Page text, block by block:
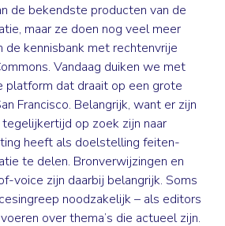
de bekendste producten van de
maar ze doen nog veel meer
de kennisbank met rechtenvrije
. Vandaag duiken we met
platform dat draait op een grote
Francisco. Belangrijk, want er zijn
op zoek zijn naar
heeft als doelstelling feiten-
te delen. Bronverwijzingen en
voice zijn daarbij belangrijk. Soms
noodzakelijk – als editors
over thema’s die actueel zijn.